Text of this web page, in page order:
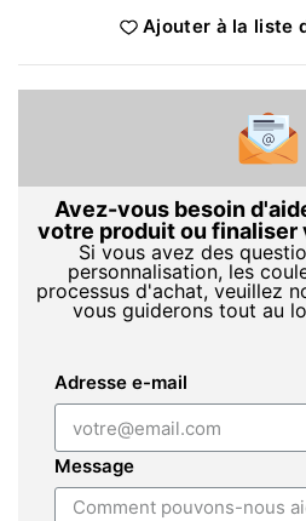
Ajouter à la liste
Avez-vous besoin
votre produit ou finaliser
Si vous avez des
personnalisation, les
processus d'achat, veuillez
vous guiderons tout au
Adresse e-mail
Message